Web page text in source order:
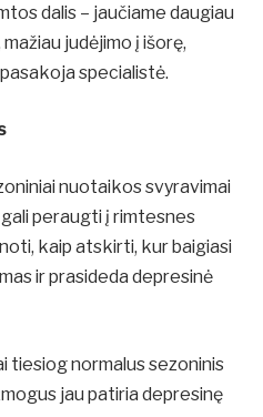
dalis – jaučiame daugiau
judėjimo į išorę,
specialistė.
nuotaikos svyravimai
peraugti į rimtesnes
kaip atskirti, kur baigiasi
ir prasideda depresinė
tiesiog normalus sezoninis
jau patiria depresinę